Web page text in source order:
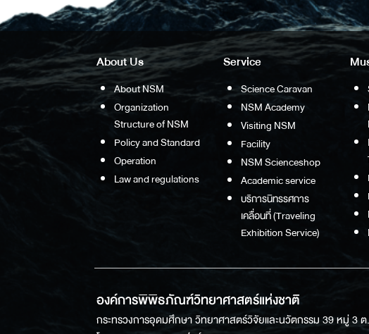
About Us
About NSM
Organization
Structure of NSM
Policy and Standard
Operation
Law and regulations
Service
Science Caravan
NSM Academy
Visiting NSM
Facility
NSM Scienceshop
Academic service
บริการนิทรรศการ
เคลื่อนที่ (Traveling
Exhibition Service)
องค์การพิพิธภัณฑ์วิทยาศาสตร์แห่งชาติ
กระทรวงการอุดมศึกษา วิทยาศาสตร์วิจัยและนวัตกรรม 39 หมู่ 3